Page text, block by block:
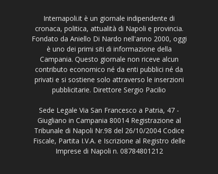
Internapoli.it è un giornale indipendente di
cronaca, politica, attualità di Napoli e provincia.
Fondato da Aniello Di Nardo nell'anno 2000, oggi
è uno dei primi siti di informazione della
Campania. Questo giornale non riceve alcun
contributo economico né da enti pubblici né da
privati e si sostiene solo attraverso le inserzioni
pubblicitarie. Direttore Sergio Pacilio
Sede Legale Via San Francesco a Patria, 47 -
Giugliano in Campania 80014 Registrazione al
Tribunale di Napoli Nr.98 del 26/10/2004 Codice
Fiscale, Partita I.V.A. e Iscrizione al Registro delle
Imprese di Napoli n. 08784801212